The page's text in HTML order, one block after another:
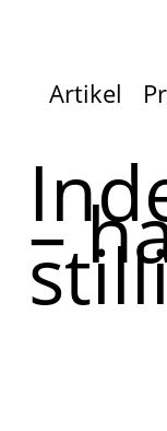
Artikel
–